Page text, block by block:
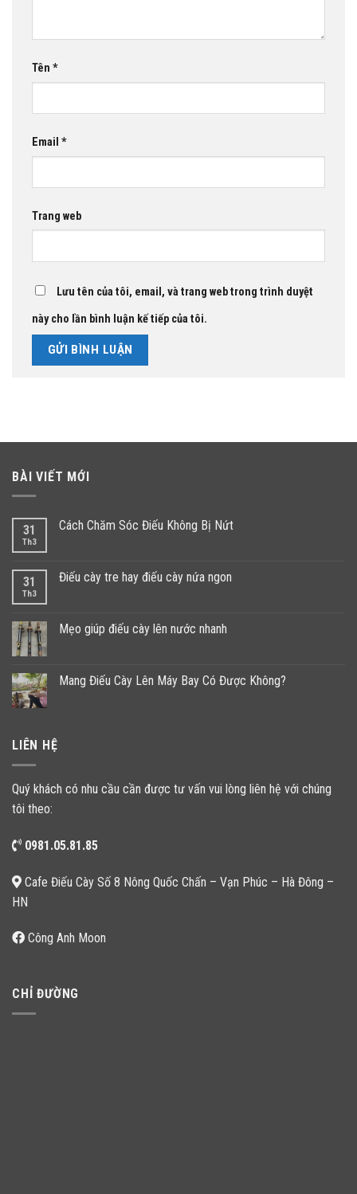
Tên *
Email *
Trang web
Lưu tên của tôi, email, và trang web trong trình duyệt
này cho lần bình luận kế tiếp của tôi.
BÀI VIẾT MỚI
31
Th3
Cách Chăm Sóc Điếu Không Bị Nứt
31
Th3
Điếu cày tre hay điếu cày nứa ngon
Mẹo giúp điếu cày lên nước nhanh
Mang Điếu Cày Lên Máy Bay Có Được Không?
LIÊN HỆ
Quý khách có nhu cầu cần được tư vấn vui lòng liên hệ với chúng
tôi theo:
0981.05.81.85
Cafe Điếu Cày Số 8 Nông Quốc Chấn – Vạn Phúc – Hà Đông –
HN
Công Anh Moon
CHỈ ĐƯỜNG